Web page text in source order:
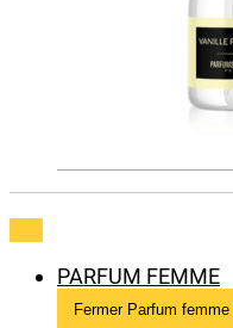
PARFUM FEMME
Fermer Parfum femme